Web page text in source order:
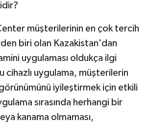
müşterilerinin en çok tercih
biri olan Kazakistan'dan
uygulaması oldukça ilgi
cihazlı uygulama, müşterilerin
görünümünü iyileştirmek için etkili
sırasında herhangi bir
kanama olmaması,